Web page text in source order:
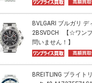
BVLGARI ブルガリ
2BSVDCH 【☆ワン
問いません！】
BREITLING ブライト